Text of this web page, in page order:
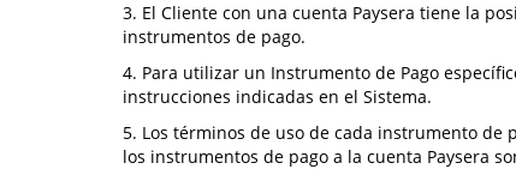
3. El Cliente con una cuenta Paysera tiene la
instrumentos de pago.
4. Para utilizar un Instrumento de Pago
instrucciones indicadas en el Sistema.
5. Los términos de uso de cada instrumento de
los instrumentos de pago a la cuenta Paysera